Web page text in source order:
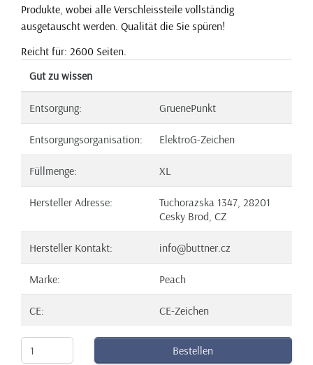
Produkte, wobei alle Verschleissteile vollständig
ausgetauscht werden. Qualität die Sie spüren!
Reicht für: 2600 Seiten.
Gut zu wissen
Entsorgung: GruenePunkt
Entsorgungsorganisation: ElektroG-Zeichen
Füllmenge: XL
Hersteller Adresse:
Tuchorazska 1347, 28201
Cesky Brod, CZ
Hersteller Kontakt: info@buttner.cz
Marke: Peach
CE: CE-Zeichen
Bestellen